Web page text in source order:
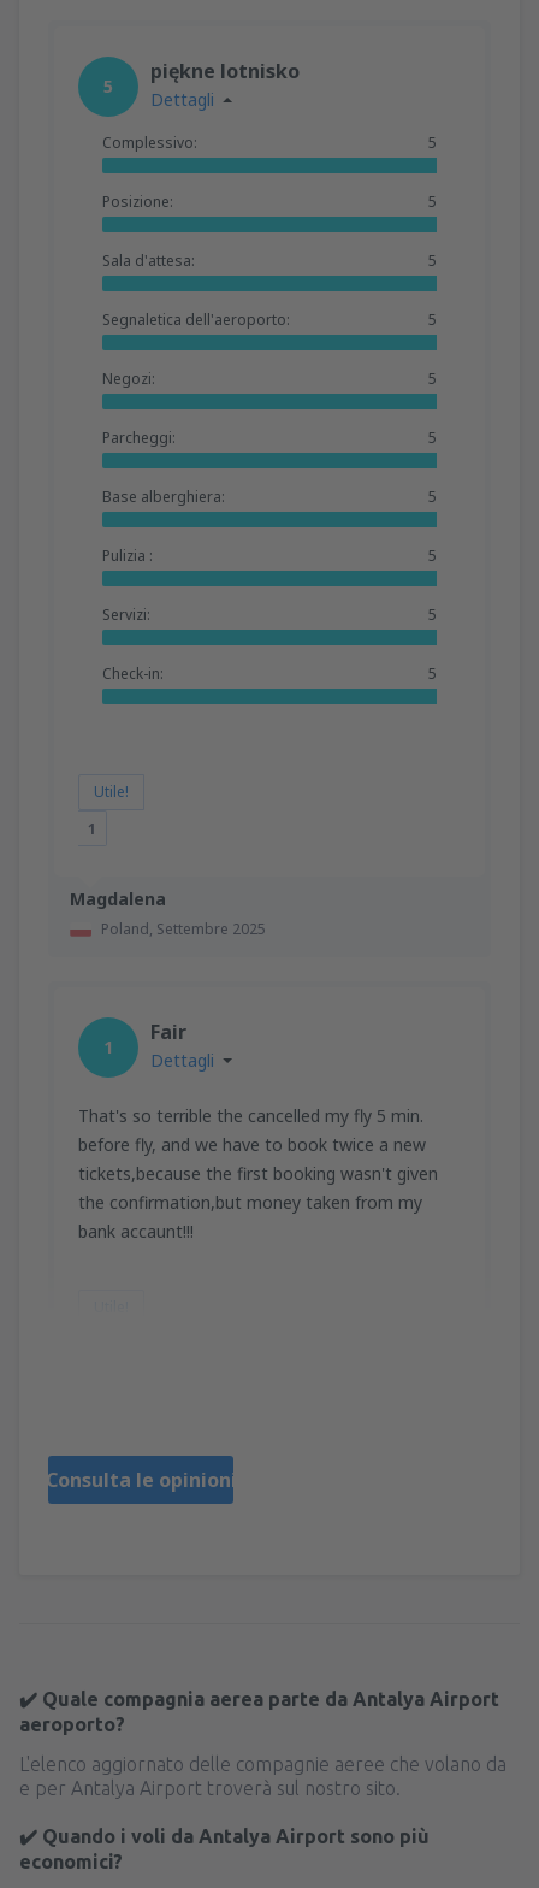
Magdalena
Poland, Settembre 2025
5
piękne lotnisko
Dettagli
Complessivo: 5
Posizione: 5
Sala d'attesa: 5
Segnaletica dell'aeroporto: 5
Negozi: 5
Parcheggi: 5
Base alberghiera: 5
Pulizia : 5
Servizi: 5
Check-in: 5
Utile!
1
1
Fair
Dettagli
That's so terrible the cancelled my fly 5 min.
before fly, and we have to book twice a new
tickets,because the first booking wasn't given
the confirmation,but money taken from my
bank accaunt!!!
Consulta le opinioni
✔️ Quale compagnia aerea parte da Antalya Airport
aeroporto?
L'elenco aggiornato delle compagnie aeree che volano da
e per Antalya Airport troverà sul nostro sito.
✔️ Quando i voli da Antalya Airport sono più
economici?